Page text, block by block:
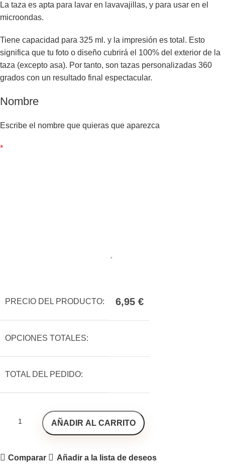
La taza es apta para lavar en lavavajillas, y para usar en el
microondas.
Tiene capacidad para 325 ml. y la impresión es total. Esto
significa que tu foto o diseño cubrirá el 100% del exterior de la
taza (excepto asa). Por tanto, son tazas personalizadas 360
grados con un resultado final espectacular.
Nombre
Escribe el nombre que quieras que aparezca
*
PRECIO DEL PRODUCTO: 6,95 €
OPCIONES TOTALES:
TOTAL DEL PEDIDO:
AÑADIR AL CARRITO
Comparar Añadir a la lista de deseos